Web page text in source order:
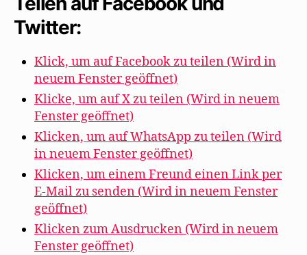
Bühne“
sich“
Twitter:
Klick, um auf Facebook zu teilen (Wird in
neuem Fenster geöffnet)
Klicke, um auf X zu teilen (Wird in neuem
Fenster geöffnet)
Klicken, um auf WhatsApp zu teilen (Wird
in neuem Fenster geöffnet)
Klicken, um einem Freund einen Link per
E-Mail zu senden (Wird in neuem Fenster
geöffnet)
Klicken zum Ausdrucken (Wird in neuem
Fenster geöffnet)